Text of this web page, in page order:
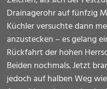
Drainagerohr auf fünfzig
Küchler versuchte dann
anzustecken – es gelang
Rückfahrt der hohen
Beiden nochmals. Jetzt
jedoch auf halben Weg